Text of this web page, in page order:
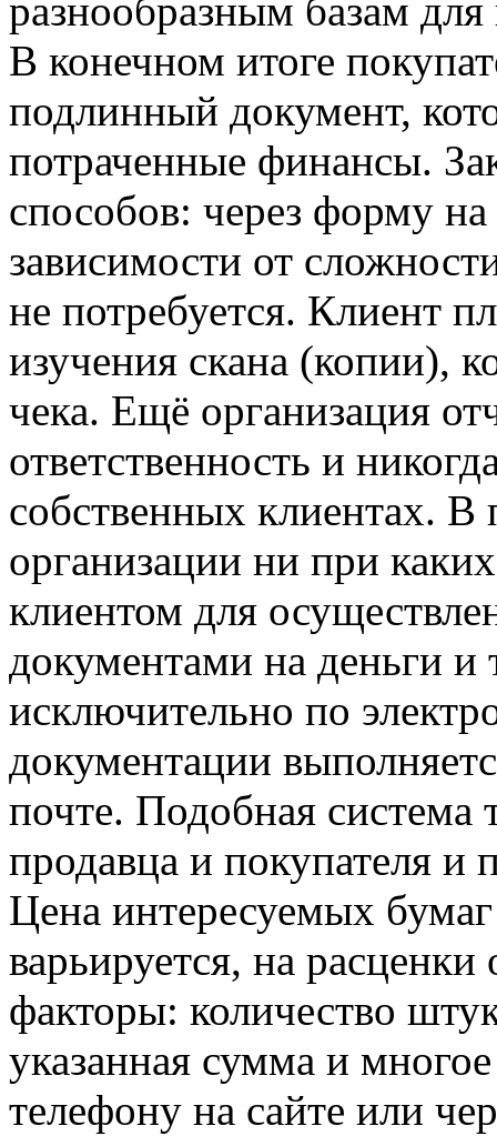
разнообразным базам
В конечном итоге
подлинный документ,
потраченные финансы.
способов: через форму
зависимости от
не потребуется. Клиент
изучения скана (копии),
чека. Ещё организация
ответственность и
собственных клиентах. В
организации ни при
клиентом для
документами на деньги и
исключительно по
документации
почте. Подобная система
продавца и покупателя и
Цена интересуемых
варьируется, на
факторы: количество
указанная сумма и
телефону на сайте или